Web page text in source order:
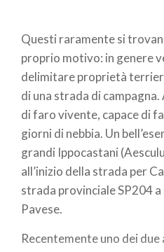
Questi raramente si
proprio motivo: in genere
delimitare proprietà
di una strada di
di faro vivente, capace di
giorni di nebbia. Un
grandi Ippocastani
all’inizio della strada per
strada provinciale SP204
Pavese.
Recentemente uno dei